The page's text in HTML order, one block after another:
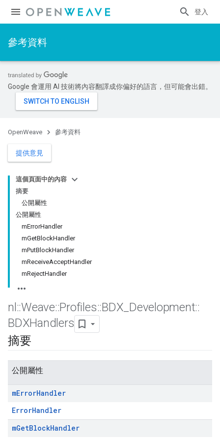
登入
參考資料
Google 會運用 AI 技術將內容翻譯成你偏好的語言，但可能會出錯。
OpenWeave 參考資料
提供意見
這個頁面中的內容
摘要
公開屬性
公開屬性
mErrorHandler
mGetBlockHandler
mPutBlockHandler
mReceiveAcceptHandler
mRejectHandler
nl ::Weave::Profiles::BDX Development::
BDXHandlers
摘要
公開屬性
mErrorHandler
ErrorHandler
mGetBlockHandler